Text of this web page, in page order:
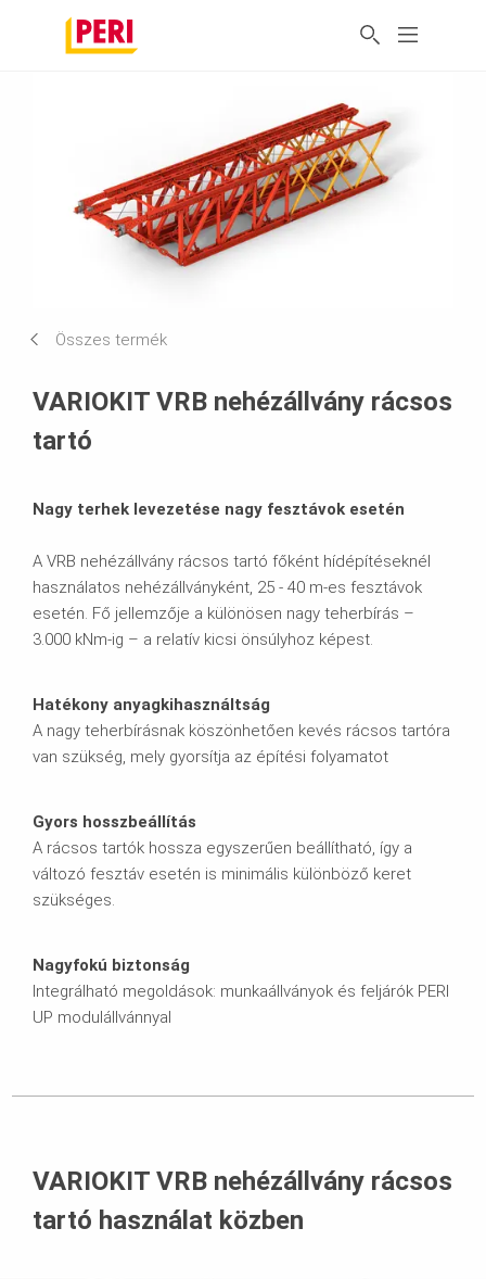
Összes termék
VARIOKIT VRB nehézállvány rácsos
tartó
Nagy terhek levezetése nagy fesztávok esetén
A VRB nehézállvány rácsos tartó főként hídépítéseknél
használatos nehézállványként, 25 - 40 m-es fesztávok
esetén. Fő jellemzője a különösen nagy teherbírás –
3.000 kNm-ig – a relatív kicsi önsúlyhoz képest.
Hatékony anyagkihasználtság
A nagy teherbírásnak köszönhetően kevés rácsos tartóra
van szükség, mely gyorsítja az építési folyamatot
Gyors hosszbeállítás
A rácsos tartók hossza egyszerűen beállítható, így a
változó fesztáv esetén is minimális különböző keret
szükséges.
Nagyfokú biztonság
Integrálható megoldások: munkaállványok és feljárók PERI
UP modulállvánnyal
VARIOKIT VRB nehézállvány rácsos
tartó használat közben